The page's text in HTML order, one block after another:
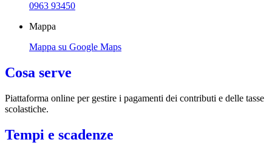
0963 93450
Mappa
Mappa su Google Maps
Cosa serve
Piattaforma online per gestire i pagamenti dei contributi e delle tasse
scolastiche.
Tempi e scadenze